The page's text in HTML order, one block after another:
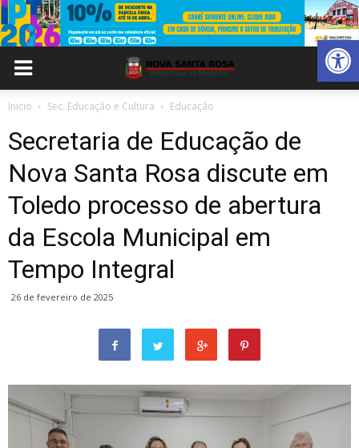
Abrir
Inicio Sec. Educação e Cultura Educação
Secretaria de Educação de
Nova Santa Rosa discute em
Toledo processo de abertura
da Escola Municipal em
Tempo Integral
26 de fevereiro de 2025